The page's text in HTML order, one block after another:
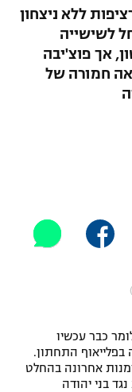
ללא ניצחון
לשישייה
אך פוצ'יבה
חמורה של
כבר עכשיו
התחתון.
אחרונה בהחלט
בני יהודה